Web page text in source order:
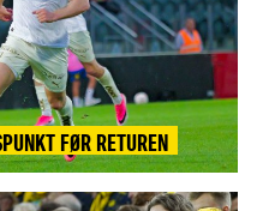
FØR RETUREN